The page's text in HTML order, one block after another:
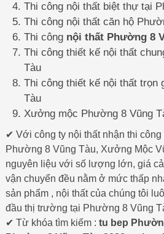
Thi công nội thất biệt thự tại
Thi công nội thất căn hộ
Thi công nội thất Phường 8
Thi công thiết kế nội thất
Tàu
Thi công thiết kế nội thất trọn
Tàu
Xưởng mộc Phường 8 Vũng
✔ Với công ty nội thất nhận thi
Phường 8 Vũng Tàu, Xưởng Mộc
nguyên liệu với số lượng lớn, giá
vận chuyển đều nằm ở mức thấp
sản phẩm , nội thất của chúng tôi
đầu thị trường tại Phường 8 Vũng
✔ Từ khóa tìm kiếm : tu bep